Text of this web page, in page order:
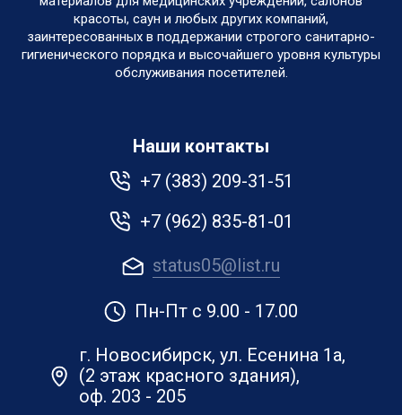
красоты, саун и любых других компаний,
заинтересованных в поддержании строгого санитарно-
гигиенического порядка и высочайшего уровня культуры
обслуживания посетителей.
Наши контакты
+7 (383) 209-31-51
+7 (962) 835-81-01
status05@list.ru
Пн-Пт с 9.00 - 17.00
г. Новосибирск, ул. Есенина 1а,
(2 этаж красного здания),
оф. 203 - 205